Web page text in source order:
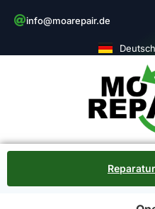
info@moarepair.de
Deutsch